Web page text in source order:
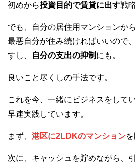
初めから投資目的で賃貸に出す戦
でも、自分の居住用マンションか
最悪自分が住み続ければいいので
すし、
自分の支出の抑制 にも。
良いこと尽くしの手法です。
これを今、一緒にビジネスをして
早速実践しています。
まず、 港区に2LDKのマンション
次に、キャッシュを貯めながら、